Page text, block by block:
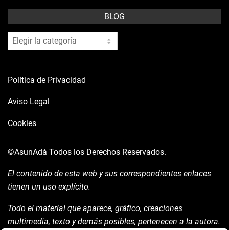
BLOG
blog
Política de Privacidad
Aviso Legal
Cookies
©AsunAdá Todos los Derechos Reservados.
El contenido de esta web y sus correspondientes enlaces
tienen un uso explícito.
Todo el material que aparece, gráfico, creaciones
multimedia, texto y demás posibles, pertenecen a la autora.